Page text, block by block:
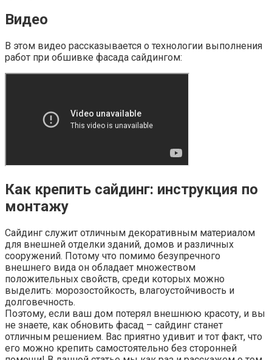
Видео
В этом видео рассказывается о технологии выполнения
работ при обшивке фасада сайдингом:
Как крепить сайдинг: инструкция по
монтажу
Сайдинг служит отличным декоративным материалом
для внешней отделки зданий, домов и различных
сооружений. Потому что помимо безупречного
внешнего вида он обладает множеством
положительных свойств, среди которых можно
выделить: морозостойкость, влагоустойчивость и
долговечность.
Поэтому, если ваш дом потерял внешнюю красоту, и вы
не знаете, как обновить фасад – сайдинг станет
отличным решением. Вас приятно удивит и тот факт, что
его можно крепить самостоятельно без сторонней